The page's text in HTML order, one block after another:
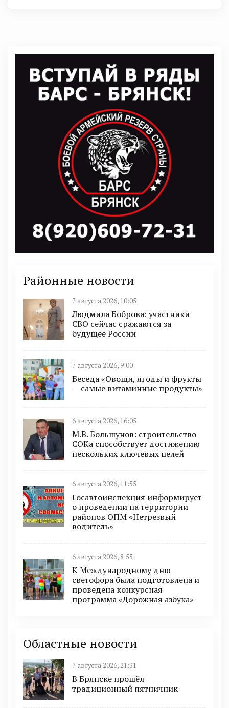
Районные новости
7 августа 2026, 10:05
Людмила Боброва: участники
СВО сейчас сражаются за
будущее России
7 августа 2026, 9:00
Беседа «Овощи, ягоды и фрукты
— самые витаминные продукты»
6 августа 2026, 16:05
М.В. Большунов: строительство
СОКа способствует достижению
нескольких ключевых целей
6 августа 2026, 11:55
Госавтоинспекция информирует
о проведении на территории
районов ОПМ «Нетрезвый
водитель»
6 августа 2026, 8:55
К Международному дню
светофора была подготовлена и
проведена конкурсная
программа «Дорожная азбука»
Областные новости
7 августа 2026, 21:31
В Брянске прошёл
традиционный пятничник